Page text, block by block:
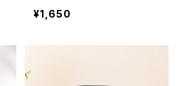
¥1,650